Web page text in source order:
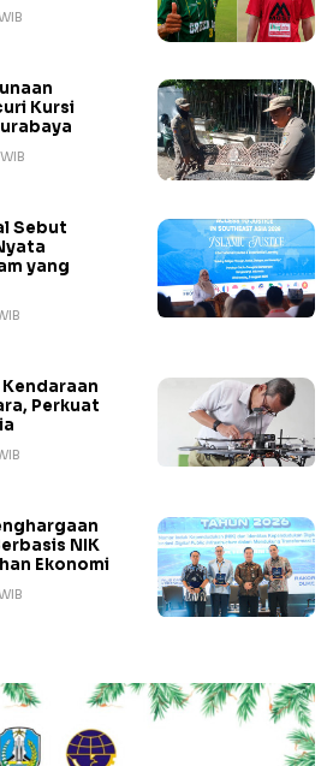
Kursi
Sebut
yang
Kendaraan
Perkuat
NIK
Ekonomi